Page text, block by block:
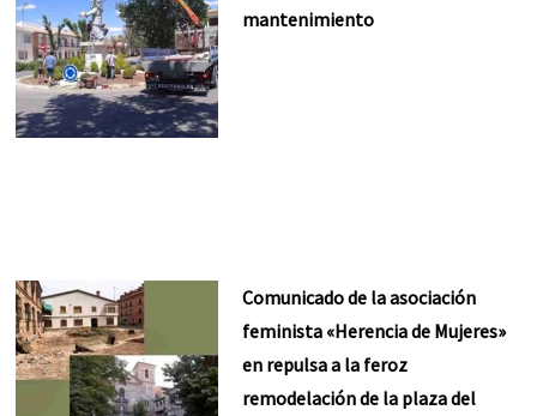
mantenimiento
Comunicado de la asociación
feminista «Herencia de Mujeres»
en repulsa a la feroz
remodelación de la plaza del